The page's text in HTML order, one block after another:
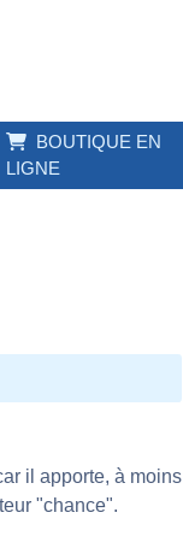
BOUTIQUE EN
LIGNE
il apporte, à moins
"chance".